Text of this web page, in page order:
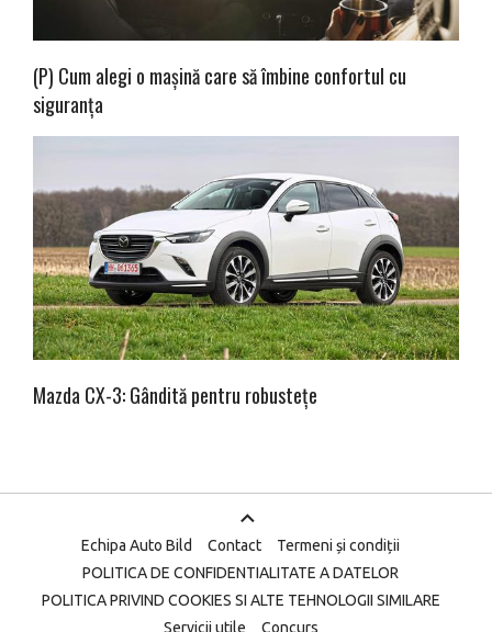
(P) Cum alegi o mașină care să îmbine confortul cu
siguranța
Mazda CX-3: Gândită pentru robustețe
Echipa Auto Bild Contact
Termeni și condiții
POLITICA DE CONFIDENTIALITATE A DATELOR
POLITICA PRIVIND COOKIES SI ALTE TEHNOLOGII SIMILARE
Servicii utile
Concurs